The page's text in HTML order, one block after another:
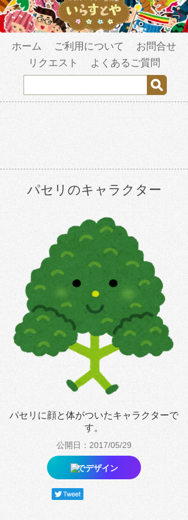
ホーム ご利用について
お問合せ
リクエスト
よくあるご質問
パセリのキャラクター
パセリに顔と体がついたキャラクターで
す。
公開日：2017/05/29
でデザイン